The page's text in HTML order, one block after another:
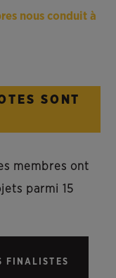
nous conduit à
SONT
membres ont
parmi 15
FINALISTES